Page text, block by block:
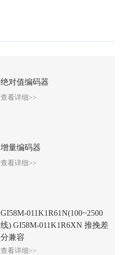
绝对值编码器
查看详细>>
增量编码器
查看详细>>
GI58M-011K1R61N(100~2500
线) GI58M-011K1R6XN 推挽差
分兼容
查看详细>>